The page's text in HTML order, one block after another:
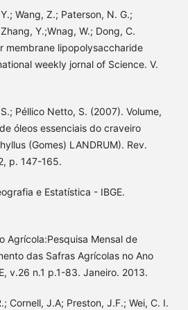
Wang, Z.; Paterson, N. G.;
Y.;Wnag, W.; Dong, C.
membrane lipopolysaccharide
weekly jornal of Science. V.
Péllico Netto, S. (2007). Volume,
óleos essenciais do craveiro
(Gomes) LANDRUM). Rev.
p. 147-165.
e Estatística - IBGE.
Agrícola:Pesquisa Mensal de
das Safras Agrícolas no Ano
v.26 n.1 p.1-83. Janeiro. 2013.
Cornell, J.A; Preston, J.F.; Wei, C. I.